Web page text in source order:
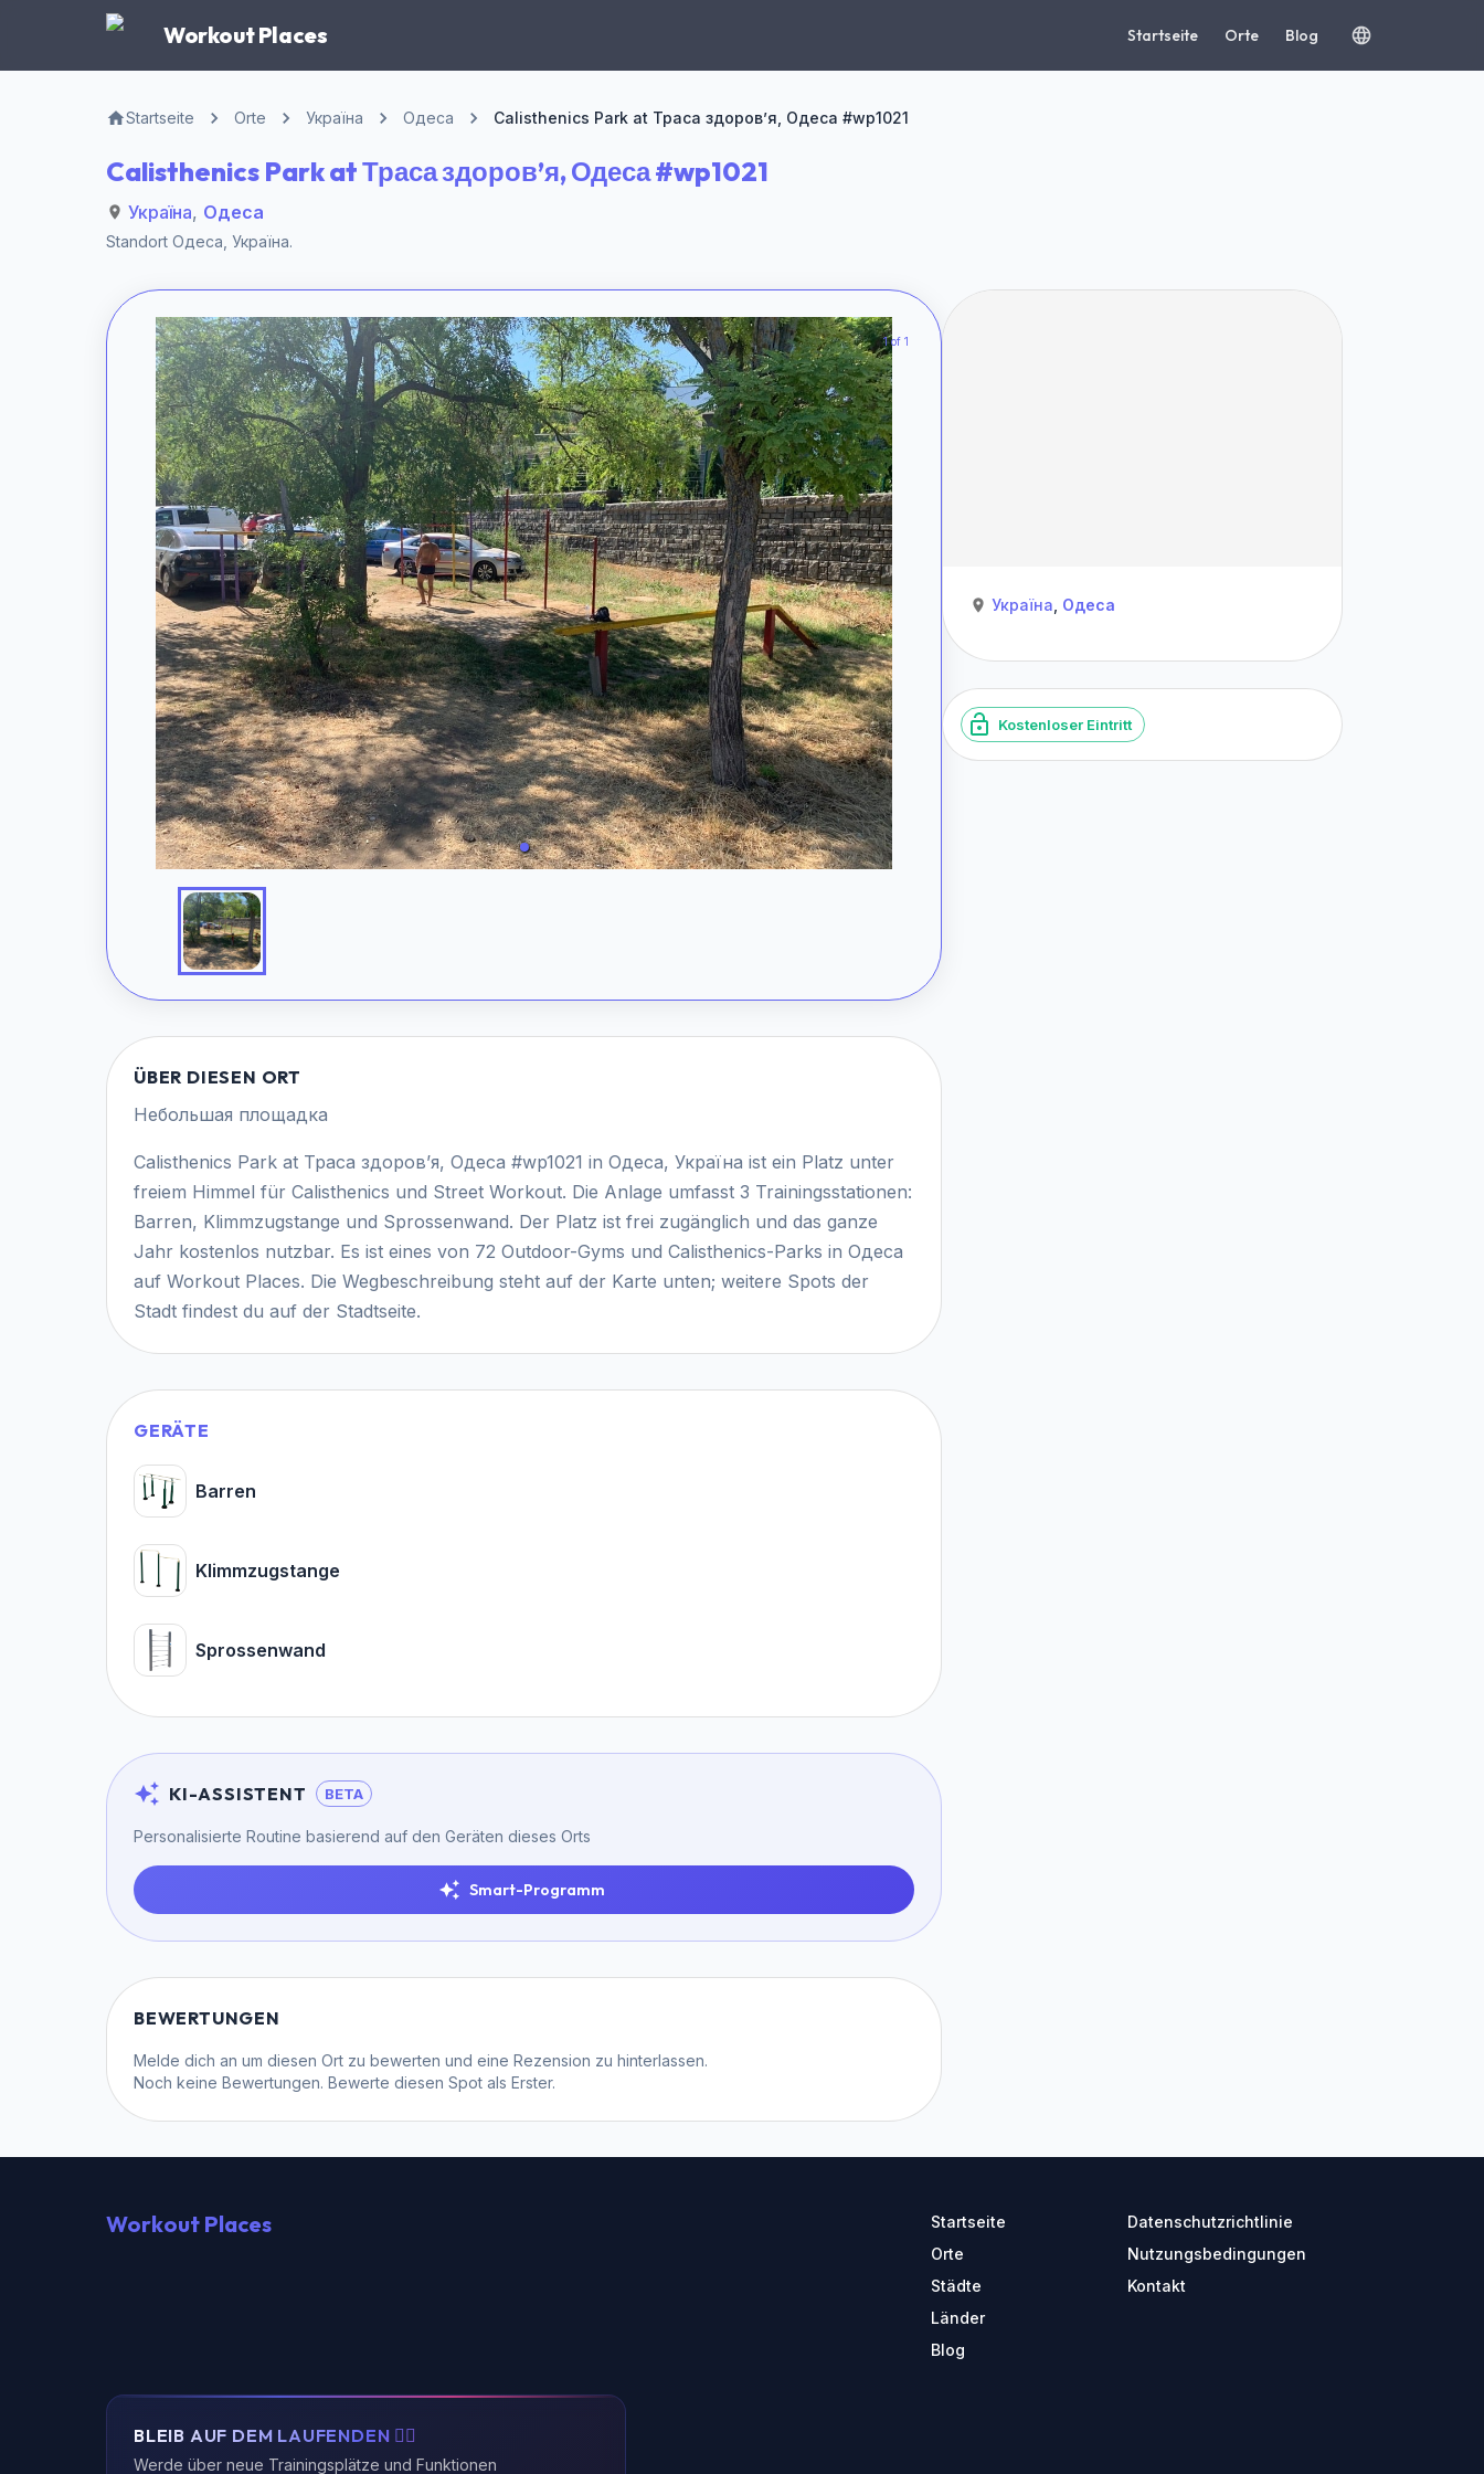
Workout Places Startseite Orte Blog
Startseite Orte Україна Одеса Calisthenics Park at Траса здоров’я, Одеса #wp1021
Calisthenics Park at Траса здоров’я, Одеса #wp1021
Україна, Одеса
Standort Одеса Україна.
1 of 1
ÜBER DIESEN ORT
Небольшая площадка
Calisthenics Park at Траса здоров’я, Одеса #wp1021 in Одеса, Україна ist ein Platz unter
freiem Himmel für Calisthenics und Street Workout. Die Anlage umfasst 3 Trainingsstationen:
Barren, Klimmzugstange und Sprossenwand. Der Platz ist frei zugänglich und das ganze
Jahr kostenlos nutzbar. Es ist eines von 72 Outdoor-Gyms und Calisthenics-Parks in Одеса
auf Workout Places. Die Wegbeschreibung steht auf der Karte unten; weitere Spots der
Stadt findest du auf der Stadtseite.
GERÄTE
Barren
Klimmzugstange
Sprossenwand
KI-ASSISTENT BETA
Personalisierte Routine basierend auf den Geräten dieses Orts
Smart-Programm
BEWERTUNGEN
Melde dich an um diesen Ort zu bewerten und eine Rezension zu hinterlassen.
Noch keine Bewertungen. Bewerte diesen Spot als Erster.
Україна Одеса
Kostenloser Eintritt
Workout Places
Startseite
Orte
Städte
Länder
Blog
Datenschutzrichtlinie
Nutzungsbedingungen
Kontakt
BLEIB AUF DEM LAUFENDEN 🏃‍♂️
Werde über neue Trainingsplätze und Funktionen